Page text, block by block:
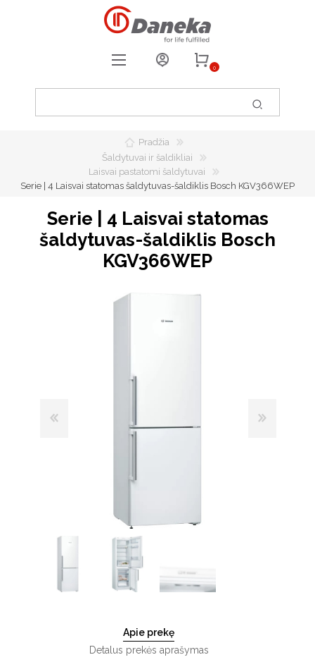
0
0
Pradžia
Šaldytuvai ir šaldikliai
Laisvai pastatomi šaldytuvai
Serie | 4 Laisvai statomas šaldytuvas-šaldiklis Bosch KGV366WEP
Serie | 4 Laisvai statomas
šaldytuvas-šaldiklis Bosch
KGV366WEP
Apie prekę
Detalus prekės aprašymas